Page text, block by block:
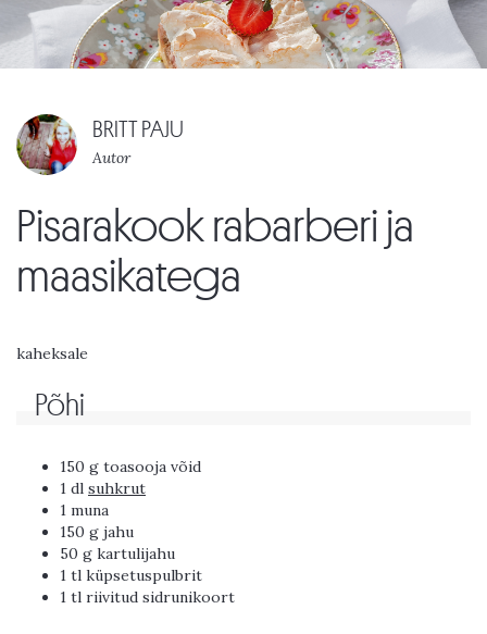
BRITT PAJU
Autor
Pisarakook rabarberi ja
maasikatega
kaheksale
Põhi
150 g toasooja võid
1 dl suhkrut
1 muna
150 g jahu
50 g kartulijahu
1 tl küpsetuspulbrit
1 tl riivitud sidrunikoort